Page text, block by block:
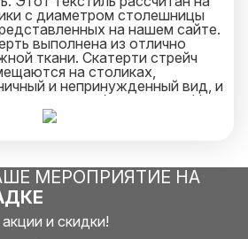
с диаметром столешницы
на нашем сайте.
выполнена из отлично
ткани. Скатерти стрейч
на столиках,
и непринужденный вид, и
по необходимости. Не
воды и еды. Легко
глажки. Даже при частом
МЕРОПРИЯТИЕ НА
и скидки!